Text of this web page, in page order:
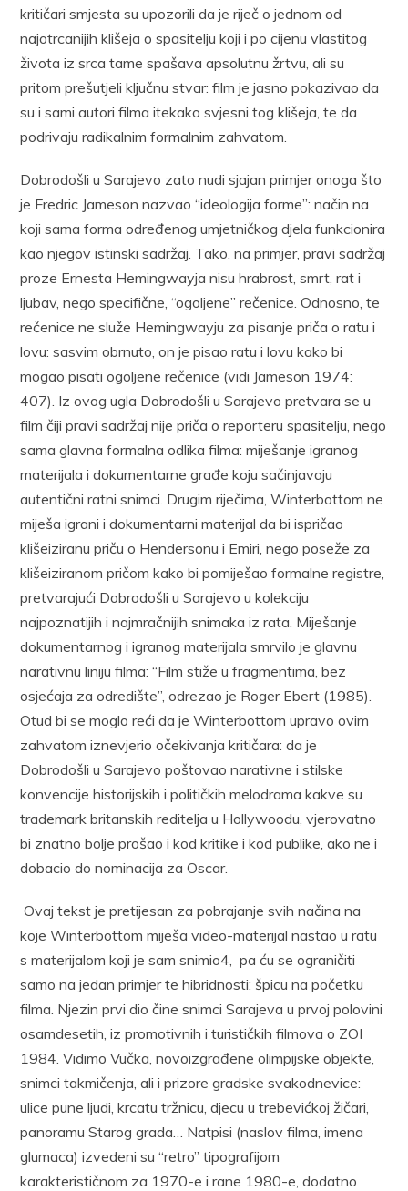
kritičari smjesta su upozorili da je riječ o jednom od
najotrcanijih klišeja o spasitelju koji i po cijenu vlastitog
života iz srca tame spašava apsolutnu žrtvu, ali su
pritom prešutjeli ključnu stvar: film je jasno pokazivao da
su i sami autori filma itekako svjesni tog klišeja, te da
podrivaju radikalnim formalnim zahvatom.
Dobrodošli u Sarajevo zato nudi sjajan primjer onoga što
je Fredric Jameson nazvao “ideologija forme”: način na
koji sama forma određenog umjetničkog djela funkcionira
kao njegov istinski sadržaj. Tako, na primjer, pravi sadržaj
proze Ernesta Hemingwayja nisu hrabrost, smrt, rat i
ljubav, nego specifične, “ogoljene” rečenice. Odnosno, te
rečenice ne služe Hemingwayju za pisanje priča o ratu i
lovu: sasvim obrnuto, on je pisao ratu i lovu kako bi
mogao pisati ogoljene rečenice (vidi Jameson 1974:
407). Iz ovog ugla Dobrodošli u Sarajevo pretvara se u
film čiji pravi sadržaj nije priča o reporteru spasitelju, nego
sama glavna formalna odlika filma: miješanje igranog
materijala i dokumentarne građe koju sačinjavaju
autentični ratni snimci. Drugim riječima, Winterbottom ne
miješa igrani i dokumentarni materijal da bi ispričao
klišeiziranu priču o Hendersonu i Emiri, nego poseže za
klišeiziranom pričom kako bi pomiješao formalne registre,
pretvarajući Dobrodošli u Sarajevo u kolekciju
najpoznatijih i najmračnijih snimaka iz rata. Miješanje
dokumentarnog i igranog materijala smrvilo je glavnu
narativnu liniju filma: “Film stiže u fragmentima, bez
osjećaja za odredište”, odrezao je Roger Ebert (1985).
Otud bi se moglo reći da je Winterbottom upravo ovim
zahvatom iznevjerio očekivanja kritičara: da je
Dobrodošli u Sarajevo poštovao narativne i stilske
konvencije historijskih i političkih melodrama kakve su
trademark britanskih reditelja u Hollywoodu, vjerovatno
bi znatno bolje prošao i kod kritike i kod publike, ako ne i
dobacio do nominacija za Oscar.
Ovaj tekst je pretijesan za pobrajanje svih načina na
koje Winterbottom miješa video-materijal nastao u ratu
s materijalom koji je sam snimio4, pa ću se ograničiti
samo na jedan primjer te hibridnosti: špicu na početku
filma. Njezin prvi dio čine snimci Sarajeva u prvoj polovini
osamdesetih, iz promotivnih i turističkih filmova o ZOI
1984. Vidimo Vučka, novoizgrađene olimpijske objekte,
snimci takmičenja, ali i prizore gradske svakodnevice:
ulice pune ljudi, krcatu tržnicu, djecu u trebevićkoj žičari,
panoramu Starog grada… Natpisi (naslov filma, imena
glumaca) izvedeni su “retro” tipografijom
karakterističnom za 1970-e i rane 1980-e, dodatno